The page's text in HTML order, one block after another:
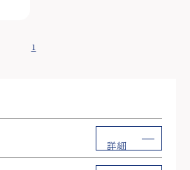
1
詳細